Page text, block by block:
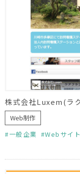
Web制作
一般企業
Webサイト